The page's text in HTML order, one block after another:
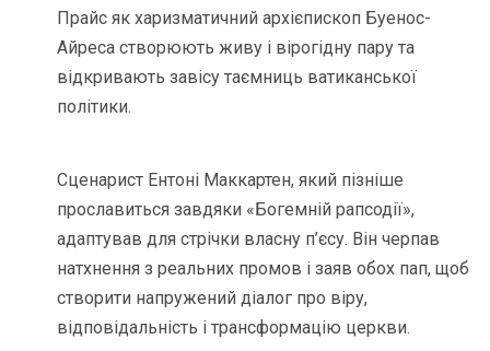
Прайс як харизматичний архієпископ Буенос-
Айреса створюють живу і вірогідну пару та
відкривають завісу таємниць ватиканської
політики.
Сценарист Ентоні Маккартен, який пізніше
прославиться завдяки «Богемній рапсодії»,
адаптував для стрічки власну п’єсу. Він черпав
натхнення з реальних промов і заяв обох пап, щоб
створити напружений діалог про віру,
відповідальність і трансформацію церкви.